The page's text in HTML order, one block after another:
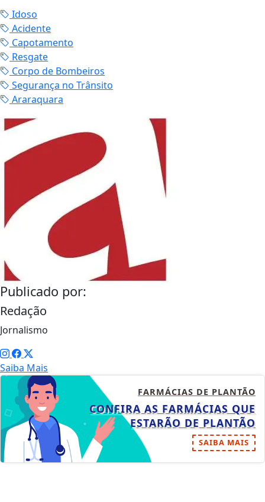
Idoso
Acidente
Capotamento
Resgate
Corpo de Bombeiros
Segurança no Trânsito
Araraquara
Publicado por:
Redação
Jornalismo
Saiba Mais
FARMÁCIAS DE PLANTÃO
CONFIRA AS FARMÁCIAS QUE
ESTARÃO DE PLANTÃO
SAIBA MAIS